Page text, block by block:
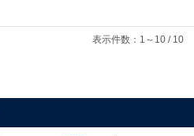
表示件数：1～10 / 10